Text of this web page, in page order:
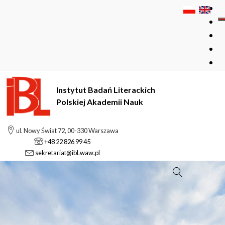
Instytut Badań Literackich
Polskiej Akademii Nauk
ul. Nowy Świat 72, 00-330 Warszawa
+48 22 826 99 45
sekretariat@ibl.waw.pl
Szukaj